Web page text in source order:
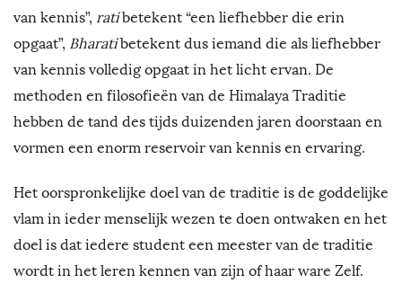
l
l
b
e
i
n
van kennis”, ratibetekent “een liefhebber die erin
opgaat”, Bharatibetekent dus iemand die als liefhebber
van kennis volledig opgaat in het licht ervan. De
methoden en filosofieën van de Himalaya Traditie
hebben de tand des tijds duizenden jaren doorstaan en
vormen een enorm reservoir van kennis en ervaring.
Het oorspronkelijke doel van de traditie is de goddelijke
vlam in ieder menselijk wezen te doen ontwaken en het
doel is dat iedere student een meester van de traditie
wordt in het leren kennen van zijn of haar ware Zelf.